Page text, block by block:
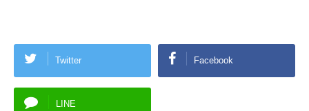
Twitter Facebook
LINE